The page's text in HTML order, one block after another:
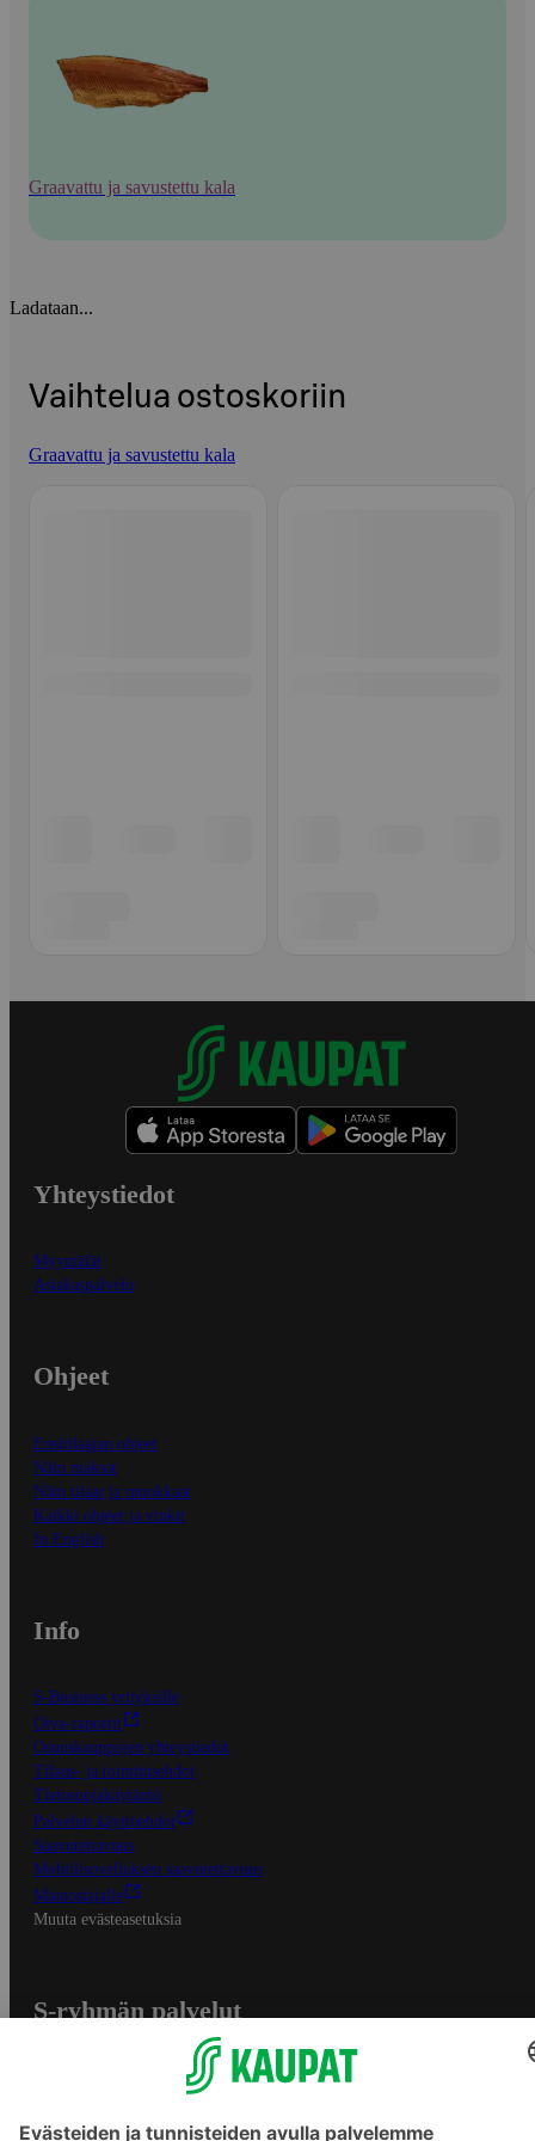
Graavattu ja savustettu kala
Ladataan...
Vaihtelua ostoskoriin
Graavattu ja savustettu kala
Yhteystiedot
Myymälät
Asiakaspalvelu
Ohjeet
Ensitilaajan ohjeet
Näin maksat
Näin tilaat ja muokkaat
Kaikki ohjeet ja vinkit
In English
Info
S-Business yrityksille
Oiva-raportit
Osuuskauppojen yhteystiedot
Tilaus- ja toimitusehdot
Tietosuojakäytäntö
Palvelun käyttöehdot
Saavutettavuus
Mobiilisovelluksen saavutettavuus
Mainostajalle
Muuta evästeasetuksia
S-ryhmän palvelut
Yhteishyvä Ruoka -sovellus